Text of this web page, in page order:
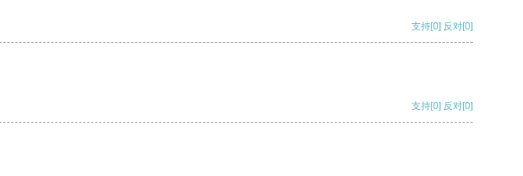
支持[0] 反对[0]
支持[0] 反对[0]